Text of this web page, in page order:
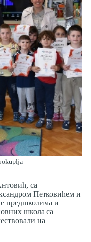
са
Петковићем и
предшколима и
школа са
на